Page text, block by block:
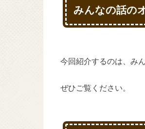
みんなの話の
今回紹介するのは、み
ぜひご覧ください。